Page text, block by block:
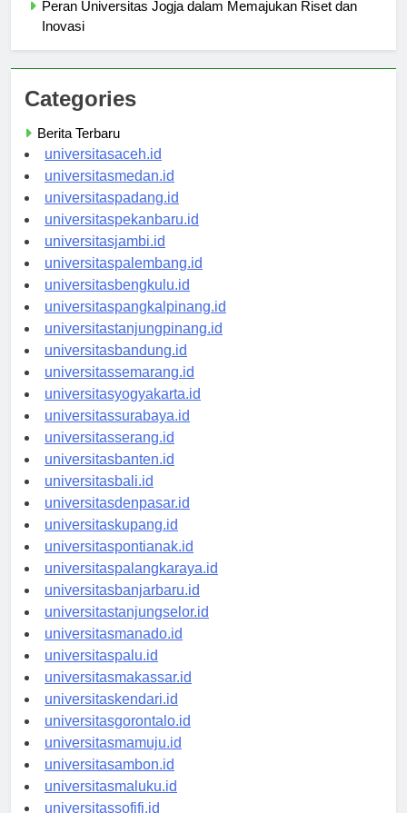
Peran Universitas Jogja dalam Memajukan Riset dan
Categories
Berita Terbaru
universitasaceh.id
universitasmedan.id
universitaspadang.id
universitaspekanbaru.id
universitasjambi.id
universitaspalembang.id
universitasbengkulu.id
universitaspangkalpinang.id
universitastanjungpinang.id
universitasbandung.id
universitassemarang.id
universitasyogyakarta.id
universitassurabaya.id
universitasserang.id
universitasbanten.id
universitasbali.id
universitasdenpasar.id
universitaskupang.id
universitaspontianak.id
universitaspalangkaraya.id
universitasbanjarbaru.id
universitastanjungselor.id
universitasmanado.id
universitaspalu.id
universitasmakassar.id
universitaskendari.id
universitasgorontalo.id
universitasmamuju.id
universitasambon.id
universitasmaluku.id